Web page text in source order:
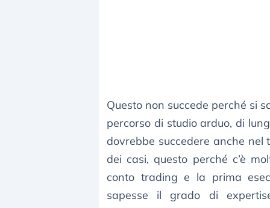
Questo non succede perché si
percorso di studio arduo, di
dovrebbe succedere anche
dei casi, questo perché c’è
conto trading e la prima
sapesse il grado di